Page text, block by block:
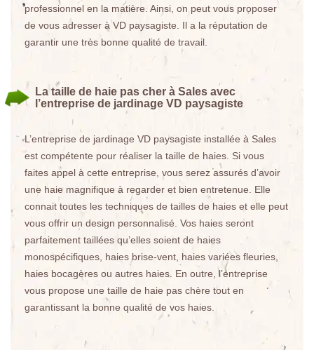
professionnel en la matière. Ainsi, on peut vous proposer
de vous adresser à VD paysagiste. Il a la réputation de
garantir une très bonne qualité de travail.
La taille de haie pas cher à Sales avec
l’entreprise de jardinage VD paysagiste
L’entreprise de jardinage VD paysagiste installée à Sales
est compétente pour réaliser la taille de haies. Si vous
faites appel à cette entreprise, vous serez assurés d’avoir
une haie magnifique à regarder et bien entretenue. Elle
connait toutes les techniques de tailles de haies et elle peut
vous offrir un design personnalisé. Vos haies seront
parfaitement taillées qu’elles soient de haies
monospécifiques, haies brise-vent, haies variées fleuries,
haies bocagères ou autres haies. En outre, l’entreprise
vous propose une taille de haie pas chère tout en
garantissant la bonne qualité de vos haies.